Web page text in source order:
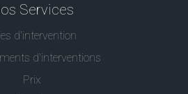
Services
d'intervention
d'interventions
Prix